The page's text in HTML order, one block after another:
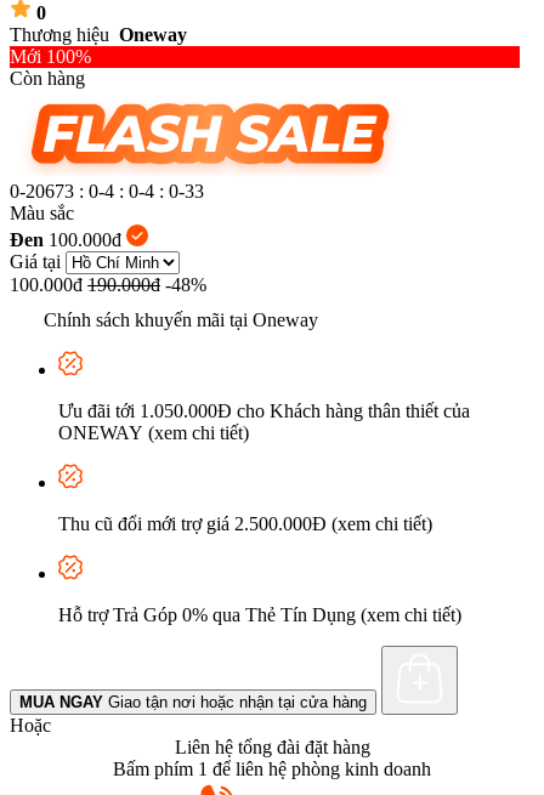
0
Thương hiệu Oneway
Mới 100%
Còn hàng
0-20673 : 0-4 : 0-4 : 0-34
Màu sắc
Đen 100.000đ
Giá tại
100.000đ 190.000đ -48%
Chính sách khuyến mãi tại Oneway
Ưu đãi tới 1.050.000Đ cho Khách hàng thân thiết của
ONEWAY (xem chi tiết)
Thu cũ đổi mới trợ giá 2.500.000Đ (xem chi tiết)
Hỗ trợ Trả Góp 0% qua Thẻ Tín Dụng (xem chi tiết)
MUA NGAY Giao tận nơi hoặc nhận tại cửa hàng
Hoặc
Liên hệ tổng đài đặt hàng
Bấm phím 1 để liên hệ phòng kinh doanh